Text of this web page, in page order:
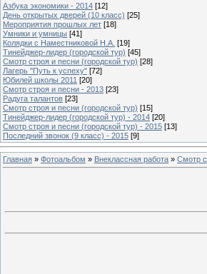
Азбука экономики - 2014 [12]
День открытых дверей (10 класс) [25]
Мероприятия прошлых лет [18]
Умники и умницы [41]
Колядки с Наместниковой Н.А. [19]
Тинейджер-лидер (городской тур) [45]
Смотр строя и песни (городской тур) [28]
Лагерь "Путь к успеху" [72]
Юбилей школы 2011 [20]
Смотр строя и песни - 2013 [23]
Радуга талантов [23]
Смотр строя и песни (городской тур) [15]
Тинейджер-лидер (городской тур) - 2014 [20]
Смотр строя и песни (городской тур) - 2015 [13]
Последний звонок (9 класс) - 2015 [9]
Главная » Фотоальбом » Внеклассная работа » Смотр